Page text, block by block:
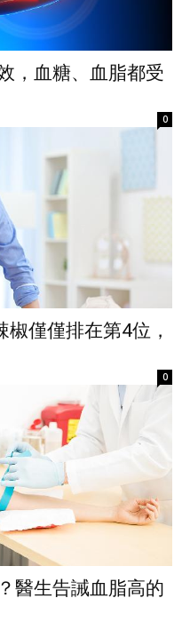
，血糖、血脂都受
0
椒僅僅排在第4位，
0
醫生告誡血脂高的